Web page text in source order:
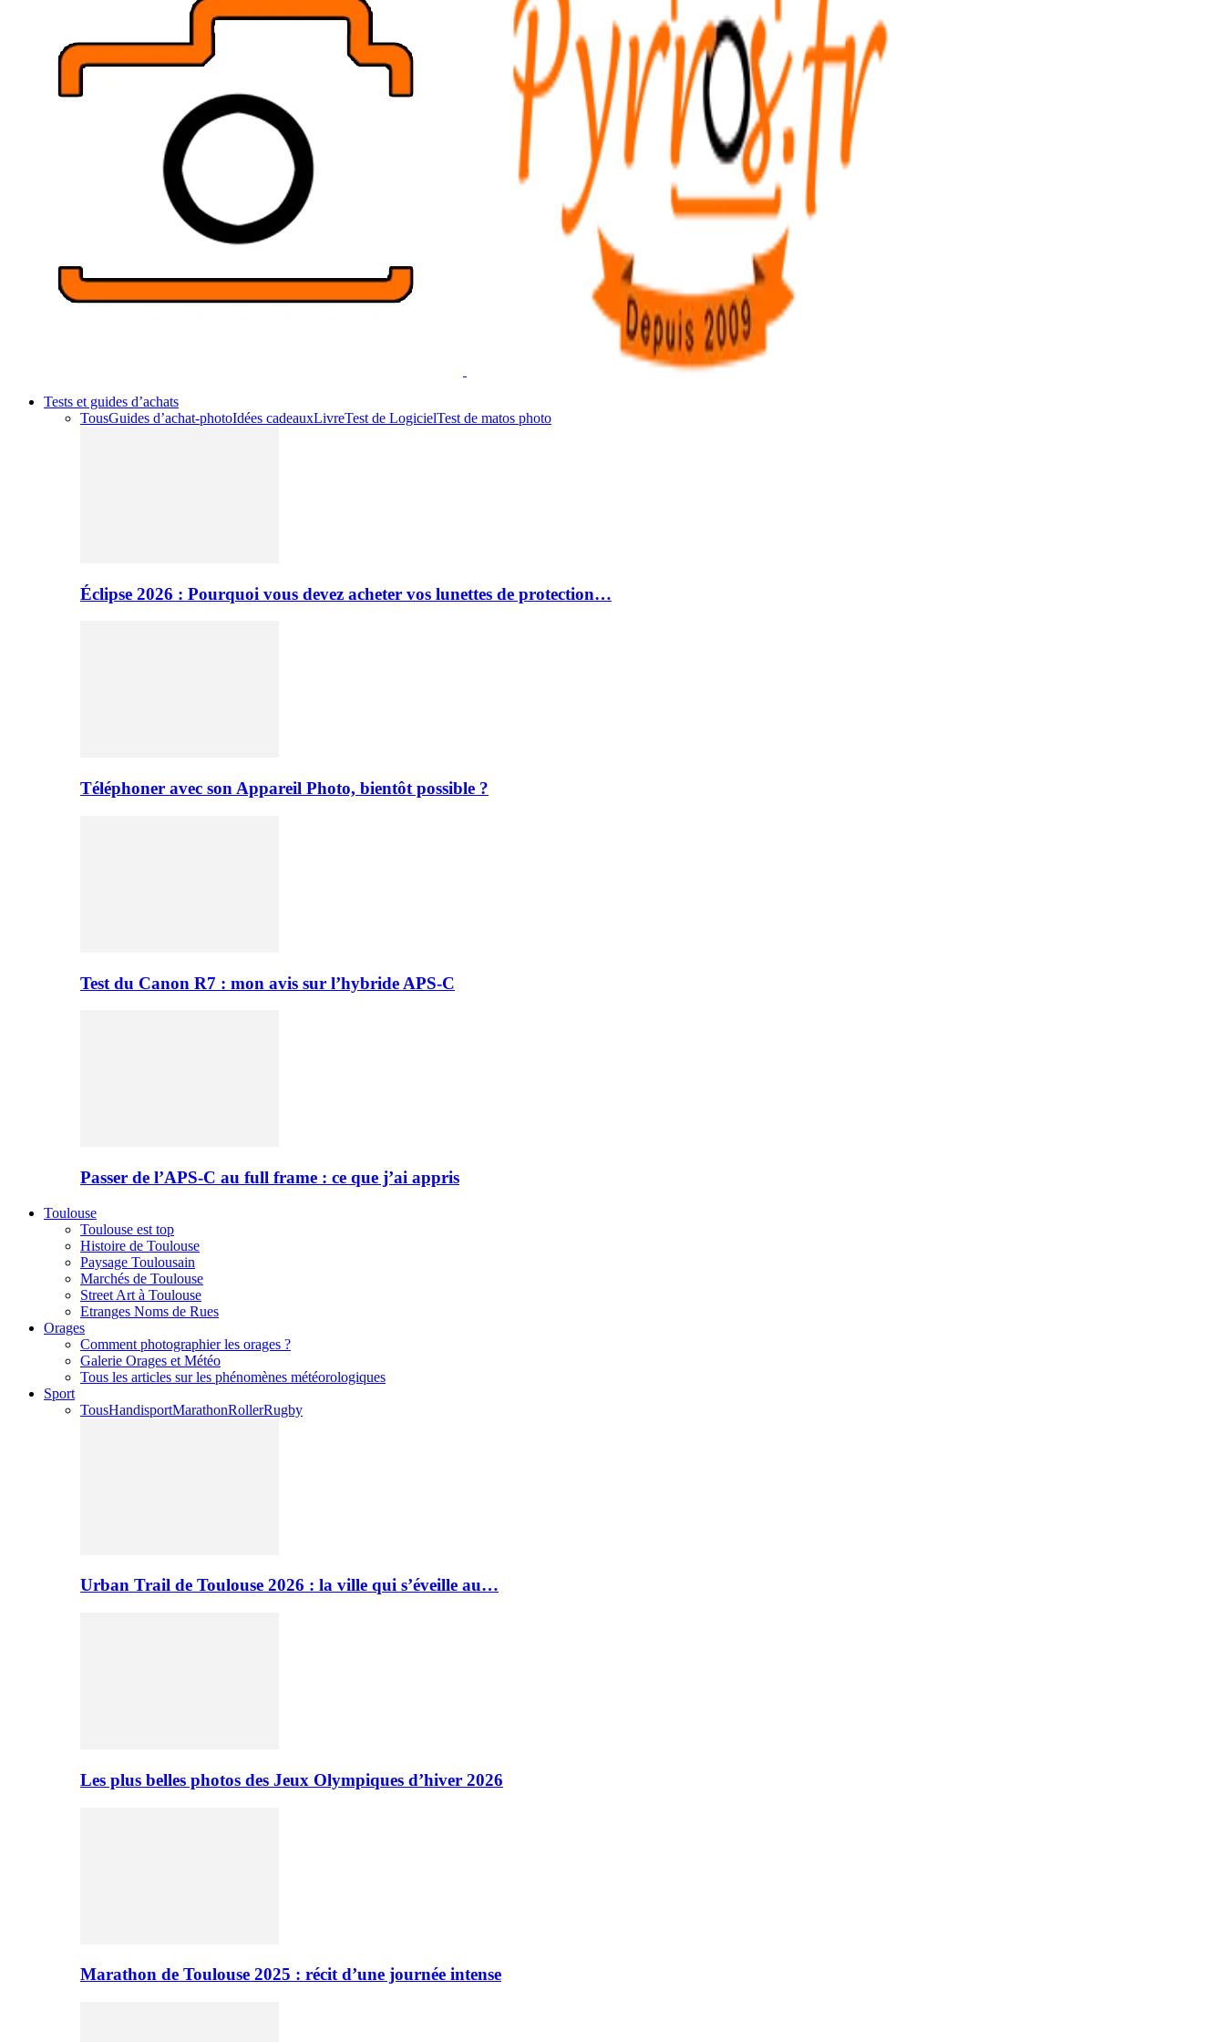
Tests et guides d’achats
TousGuides d’achat-photoIdées cadeauxLivreTest de LogicielTest de matos photo
Éclipse 2026 : Pourquoi vous devez acheter vos lunettes de protection…
Téléphoner avec son Appareil Photo, bientôt possible ?
Test du Canon R7 : mon avis sur l’hybride APS-C
Passer de l’APS-C au full frame : ce que j’ai appris
Toulouse
Toulouse est top
Histoire de Toulouse
Paysage Toulousain
Marchés de Toulouse
Street Art à Toulouse
Etranges Noms de Rues
Orages
Comment photographier les orages ?
Galerie Orages et Météo
Tous les articles sur les phénomènes météorologiques
Sport
TousHandisportMarathonRollerRugby
Urban Trail de Toulouse 2026 : la ville qui s’éveille au…
Les plus belles photos des Jeux Olympiques d’hiver 2026
Marathon de Toulouse 2025 : récit d’une journée intense